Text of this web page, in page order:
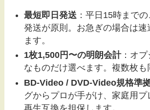
最短即日発送 ：平日15時まで
発送が原則。お急ぎの場合は速
ます。
1枚1,500円〜の明朗会計：オプ
なものだけ選べます。複数枚も
BD-Video / DVD-Video規格準
グからプロが手がけ、家庭用
再生互換を担保します。